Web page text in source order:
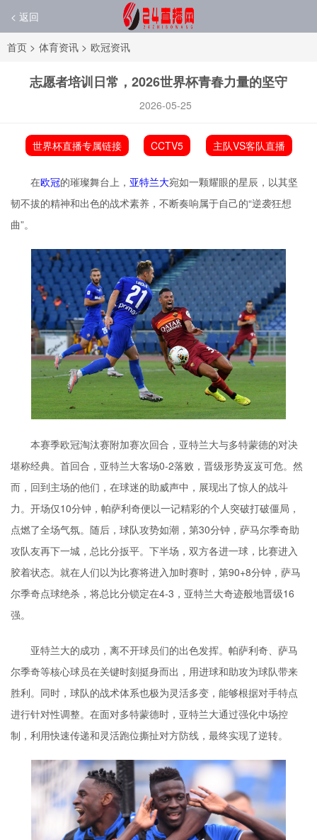
< 返回
首页 > 体育资讯 > 欧冠资讯
志愿者培训日常，2026世界杯青春力量的坚守
2026-05-25
世界杯直播专属链接 CCTV5 主队VS客队直播
在欧冠的璀璨舞台上， 亚特兰大宛如一颗耀眼的星辰，以其坚
韧不拔的精神和出色的战术素养，不断奏响属于自己的“逆袭狂想
曲”。
本赛季欧冠淘汰赛附加赛次回合，亚特兰大与多特蒙德的对决
堪称经典。首回合，亚特兰大客场0-2落败，晋级形势岌岌可危。然
而，回到主场的他们，在球迷的助威声中，展现出了惊人的战斗
力。开场仅10分钟，帕萨利奇便以一记精彩的个人突破打破僵局，
点燃了全场气氛。随后，球队攻势如潮，第30分钟，萨马尔季奇助
攻队友再下一城，总比分扳平。下半场，双方各进一球，比赛进入
胶着状态。就在人们以为比赛将进入加时赛时，第90+8分钟，萨马
尔季奇点球绝杀，将总比分锁定在4-3，亚特兰大奇迹般地晋级16
强。
亚特兰大的成功，离不开球员们的出色发挥。帕萨利奇、萨马
尔季奇等核心球员在关键时刻挺身而出，用进球和助攻为球队带来
胜利。同时，球队的战术体系也极为灵活多变，能够根据对手特点
进行针对性调整。在面对多特蒙德时，亚特兰大通过强化中场控
制，利用快速传递和灵活跑位撕扯对方防线，最终实现了逆转。